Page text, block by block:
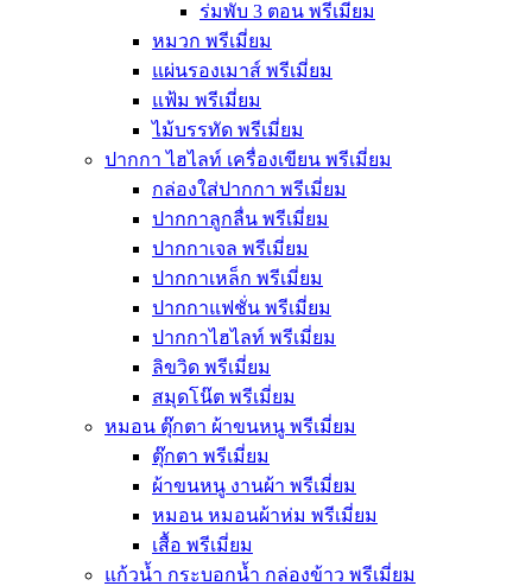
ร่มพับ 3 ตอน พรีเมียม
หมวก พรีเมี่ยม
แผ่นรองเมาส์ พรีเมี่ยม
แฟ้ม พรีเมี่ยม
ไม้บรรทัด พรีเมี่ยม
ปากกา ไฮไลท์ เครื่องเขียน พรีเมี่ยม
กล่องใส่ปากกา พรีเมี่ยม
ปากกาลูกลื่น พรีเมี่ยม
ปากกาเจล พรีเมี่ยม
ปากกาเหล็ก พรีเมี่ยม
ปากกาแฟชั่น พรีเมี่ยม
ปากกาไฮไลท์ พรีเมี่ยม
ลิขวิด พรีเมี่ยม
สมุดโน๊ต พรีเมี่ยม
หมอน ตุ๊กตา ผ้าขนหนู พรีเมี่ยม
ตุ๊กตา พรีเมี่ยม
ผ้าขนหนู งานผ้า พรีเมี่ยม
หมอน หมอนผ้าห่ม พรีเมี่ยม
เสื้อ พรีเมี่ยม
แก้วน้ำ กระบอกน้ำ กล่องข้าว พรีเมี่ยม